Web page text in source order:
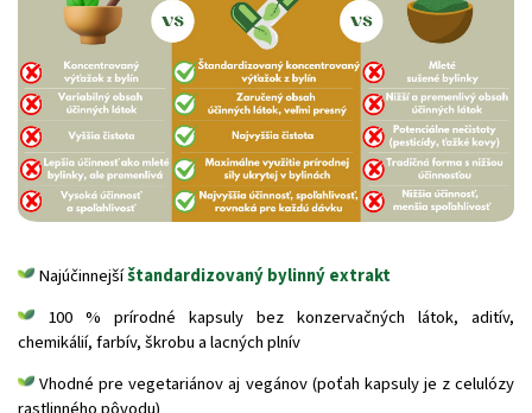
Najúčinnejšíštandardizovaný bylinný extrakt
100 % prírodné kapsuly bez konzervačných látok, aditív,
chemikálií, farbív, škrobu a lacných plnív
Vhodné pre vegetariánov aj vegánov (poťah kapsuly je z celulózy